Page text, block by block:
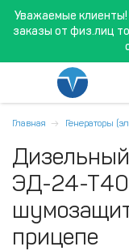
Уважаемые
заказы от физ.лиц
Главная Генераторы
ЭД-24-
прицепе